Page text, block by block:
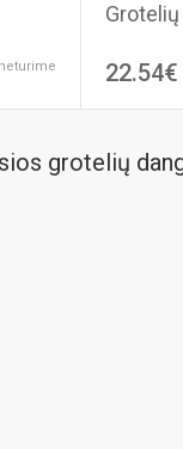
22.54€
grotelių